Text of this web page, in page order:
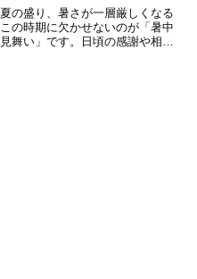
夏の盛り、暑さが一層厳しくなる
この時期に欠かせないのが「暑中
見舞い」です。日頃の感謝や相手